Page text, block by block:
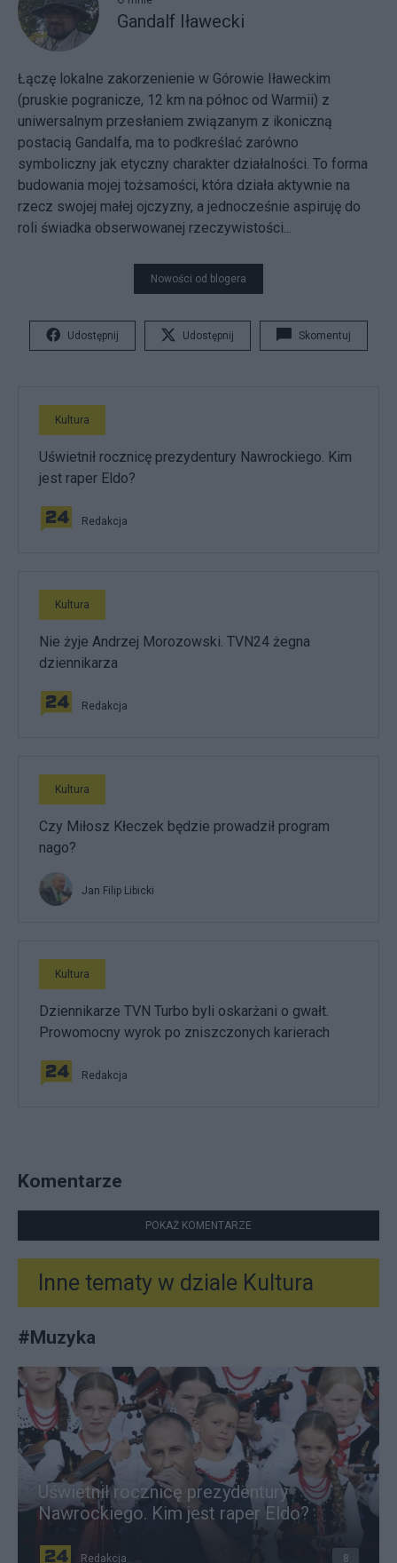
Gandalf Iławecki
Łączę lokalne zakorzenienie w Górowie Iławeckim
(pruskie pogranicze, 12 km na północ od Warmii) z
uniwersalnym przesłaniem związanym z ikoniczną
postacią Gandalfa, ma to podkreślać zarówno
symboliczny jak etyczny charakter działalności. To forma
budowania mojej tożsamości, która działa aktywnie na
rzecz swojej małej ojczyzny, a jednocześnie aspiruję do
roli świadka obserwowanej rzeczywistości...
Nowości od blogera
Udostępnij Udostępnij Skomentuj
Kultura
Uświetnił rocznicę prezydentury Nawrockiego. Kim
jest raper Eldo?
Redakcja
Kultura
Nie żyje Andrzej Morozowski. TVN24 żegna
dziennikarza
Redakcja
Kultura
Czy Miłosz Kłeczek będzie prowadził program
nago?
Jan Filip Libicki
Kultura
Dziennikarze TVN Turbo byli oskarżani o gwałt.
Prowomocny wyrok po zniszczonych karierach
Redakcja
Komentarze
POKAŻ KOMENTARZE
Inne tematy w dziale Kultura
#Muzyka
Uświetnił rocznicę prezydentury
Nawrockiego. Kim jest raper Eldo?
Redakcja 8